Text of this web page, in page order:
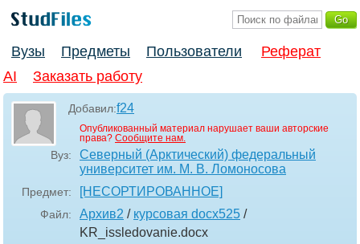
Вузы Предметы Пользователи
Реферат
AI
Заказать работу
Добавил:f24
Опубликованный материал нарушает ваши авторские
права? Сообщите нам.
Вуз:
Северный (Арктический) федеральный
университет им. М. В. Ломоносова
Предмет: [НЕСОРТИРОВАННОЕ]
Файл: Архив2 / курсовая docx525 /
KR_issledovanie.docx